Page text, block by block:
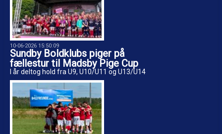
10-06-2026 15:50:09
Sundby Boldklubs piger på
fællestur til Madsby Pige Cup
I år deltog hold fra U9, U10/U11 og U13/U14